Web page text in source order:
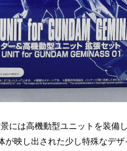
には高機動型ユニットを装備
映し出された少し特殊なデ